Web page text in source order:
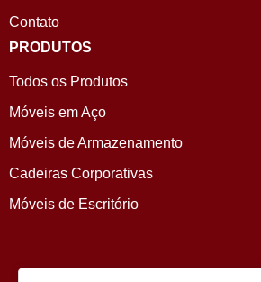
Contato
PRODUTOS
Todos os Produtos
Móveis em Aço
Móveis de Armazenamento
Cadeiras Corporativas
Móveis de Escritório